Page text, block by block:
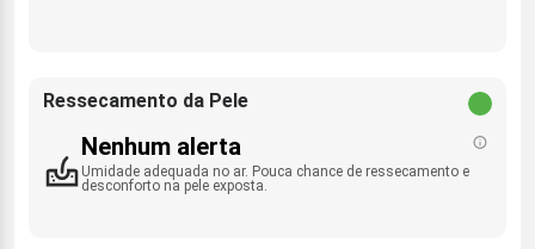
Ressecamento da Pele
Nenhum alerta
Umidade adequada no ar. Pouca chance de ressecamento e
desconforto na pele exposta.